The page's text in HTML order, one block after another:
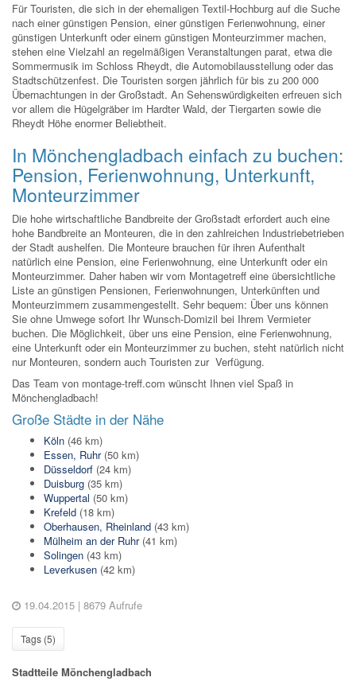
Für Touristen, die sich in der ehemaligen Textil-Hochburg auf die Suche
nach einer günstigen Pension, einer günstigen Ferienwohnung, einer
günstigen Unterkunft oder einem günstigen Monteurzimmer machen,
stehen eine Vielzahl an regelmäßigen Veranstaltungen parat, etwa die
Sommermusik im Schloss Rheydt, die Automobilausstellung oder das
Stadtschützenfest. Die Touristen sorgen jährlich für bis zu 200 000
Übernachtungen in der Großstadt. An Sehenswürdigkeiten erfreuen sich
vor allem die Hügelgräber im Hardter Wald, der Tiergarten sowie die
Rheydt Höhe enormer Beliebtheit.
In Mönchengladbach einfach zu buchen:
Pension, Ferienwohnung, Unterkunft,
Monteurzimmer
Die hohe wirtschaftliche Bandbreite der Großstadt erfordert auch eine
hohe Bandbreite an Monteuren, die in den zahlreichen Industriebetrieben
der Stadt aushelfen. Die Monteure brauchen für ihren Aufenthalt
natürlich eine Pension, eine Ferienwohnung, eine Unterkunft oder ein
Monteurzimmer. Daher haben wir vom Montagetreff eine übersichtliche
Liste an günstigen Pensionen, Ferienwohnungen, Unterkünften und
Monteurzimmern zusammengestellt. Sehr bequem: Über uns können
Sie ohne Umwege sofort Ihr Wunsch-Domizil bei Ihrem Vermieter
buchen. Die Möglichkeit, über uns eine Pension, eine Ferienwohnung,
eine Unterkunft oder ein Monteurzimmer zu buchen, steht natürlich nicht
nur Monteuren, sondern auch Touristen zur Verfügung.
Das Team von montage-treff.com wünscht Ihnen viel Spaß in
Mönchengladbach!
Große Städte in der Nähe
Köln (46 km)
Essen, Ruhr(50 km)
Düsseldorf (24 km)
Duisburg (35 km)
Wuppertal (50 km)
Krefeld (18 km)
Oberhausen, Rheinland (43 km)
Mülheim an der Ruhr(41 km)
Solingen (43 km)
Leverkusen (42 km)
19.04.2015 | 8679 Aufrufe
Tags (5)
Stadtteile Mönchengladbach